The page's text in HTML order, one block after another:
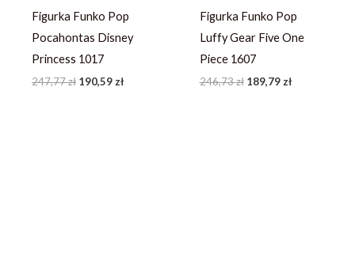
Figurka Funko Pop
Pocahontas Disney
Princess 1017
247,77zł 190,59 zł
Figurka Funko Pop
Luffy Gear Five One
Piece 1607
246,73zł 189,79 zł